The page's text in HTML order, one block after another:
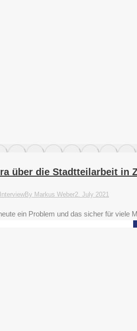
über die Stadtteilarbeit in
By Markus Weber2. July 2021
ein Problem und das sicher für viele